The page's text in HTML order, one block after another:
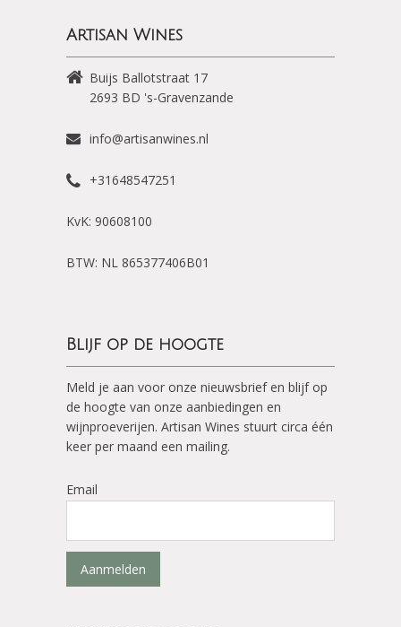
Artisan Wines
Buijs Ballotstraat 17
2693 BD 's-Gravenzande
info@artisanwines.nl
+31648547251
KvK: 90608100
BTW: NL 865377406B01
Blijf op de hoogte
Meld je aan voor onze nieuwsbrief en blijf op
de hoogte van onze aanbiedingen en
wijnproeverijen. Artisan Wines stuurt circa één
keer per maand een mailing.
Email
Aanmelden